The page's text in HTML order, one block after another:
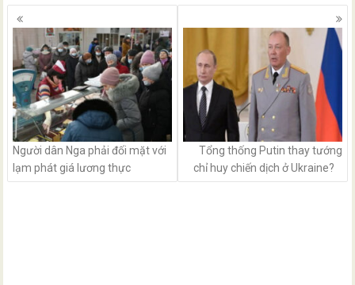
Posts
navigation
Người dân Nga phải đối mặt với
lạm phát giá lương thực
Tổng thống Putin thay tướng
chỉ huy chiến dịch ở Ukraine?